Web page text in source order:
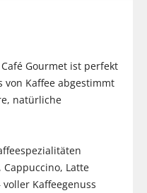
Gourmet ist perfekt
von Kaffee abgestimmt
natürliche
Latte
Kaffeegenuss